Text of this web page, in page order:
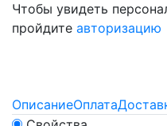
Чтобы увидеть
пройдите авторизацию
ОписаниеОплата